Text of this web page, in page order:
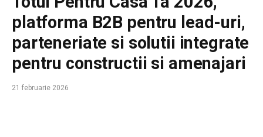
platforma B2B pentru lead-uri,
parteneriate si solutii integrate
pentru constructii si amenajari
21 februarie 2026